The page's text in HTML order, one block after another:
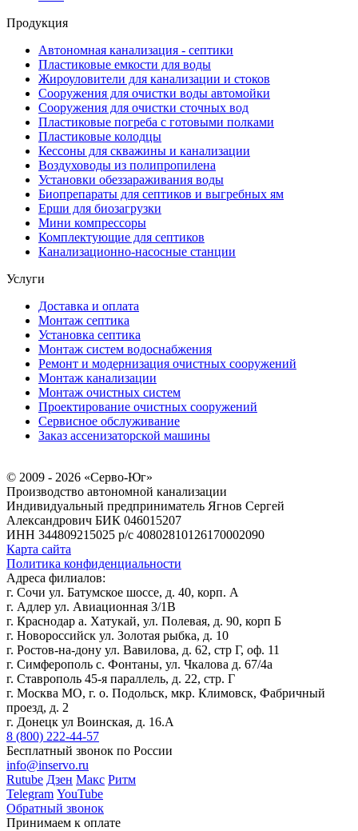
Продукция
Автономная канализация - септики
Пластиковые емкости для воды
Жироуловители для канализации и стоков
Сооружения для очистки воды автомойки
Сооружения для очистки сточных вод
Пластиковые погреба с готовыми полками
Пластиковые колодцы
Кессоны для скважины и канализации
Воздуховоды из полипропилена
Установки обеззараживания воды
Биопрепараты для септиков и выгребных ям
Ерши для биозагрузки
Мини компрессоры
Комплектующие для септиков
Канализационно-насосные станции
Услуги
Доставка и оплата
Монтаж септика
Установка септика
Монтаж систем водоснабжения
Ремонт и модернизация очистных сооружений
Монтаж канализации
Монтаж очистных систем
Проектирование очистных сооружений
Сервисное обслуживание
Заказ ассенизаторской машины
© 2009 - 2026 «Серво-Юг»
Производство автономной канализации
Индивидуальный предприниматель Ягнов Сергей
Александрович БИК 046015207
ИНН 344809215025 р/с 40802810126170002090
Карта сайта
Политика конфиденциальности
Адреса филиалов:
г. Сочи ул. Батумское шоссе, д. 40, корп. А
г. Адлер ул. Авиационная 3/1В
г. Краснодар а. Хатукай, ул. Полевая, д. 90, корп Б
г. Новороссийск ул. Золотая рыбка, д. 10
г. Ростов-на-дону ул. Вавилова, д. 62, стр Г, оф. 11
г. Симферополь с. Фонтаны, ул. Чкалова д. 67/4а
г. Ставрополь 45-я параллель, д. 22, стр. Г
г. Москва МО, г. о. Подольск, мкр. Климовск, Фабричный
проезд, д. 2
г. Донецк ул Воинская, д. 16.А
8 (800) 222-44-57
Бесплатный звонок по России
info@inservo.ru
Rutube Дзен Макс Ритм
Telegram YouTube
Обратный звонок
Принимаем к оплате